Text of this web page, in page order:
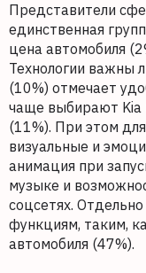
Представители
единственная
цена автомобиля
Технологии важны
(10%) отмечает
чаще выбирают Kia
(11%). При этом
визуальные и
анимация при
музыке и
соцсетях.
функциям, таким,
автомобиля (47%).